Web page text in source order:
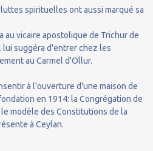
spirituelles ont aussi marqué sa
au vicaire apostolique de Trichur de
lui suggéra d'entrer chez les
au Carmel d'Ollur.
à l'ouverture d'une maison de
en 1914: la Congrégation de
modèle des Constitutions de la
à Ceylan.